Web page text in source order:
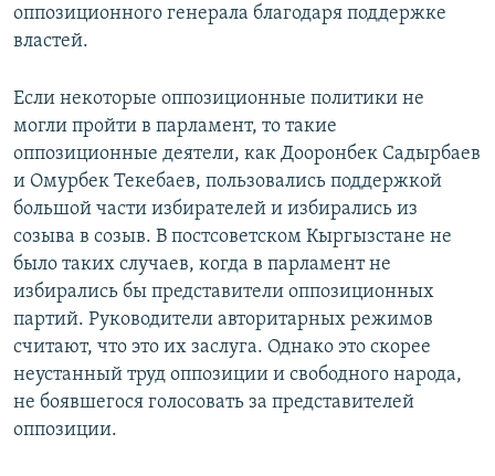
оппозиционного генерала благодаря поддержке
властей.
Если некоторые оппозиционные политики не
могли пройти в парламент, то такие
оппозиционные деятели, как Дооронбек Садырбаев
и Омурбек Текебаев, пользовались поддержкой
большой части избирателей и избирались из
созыва в созыв. В постсоветском Кыргызстане не
было таких случаев, когда в парламент не
избирались бы представители оппозиционных
партий. Руководители авторитарных режимов
считают, что это их заслуга. Однако это скорее
неустанный труд оппозиции и свободного народа,
не боявшегося голосовать за представителей
оппозиции.